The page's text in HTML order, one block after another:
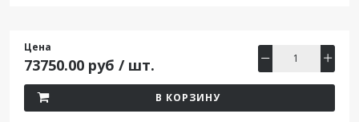
Цена
73750.00 руб / шт.
В КОРЗИНУ